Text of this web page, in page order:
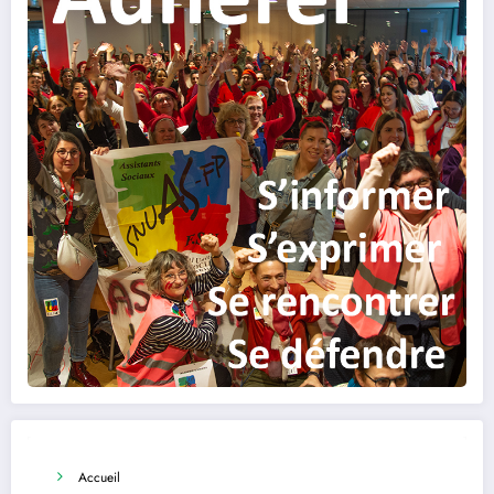
Accueil